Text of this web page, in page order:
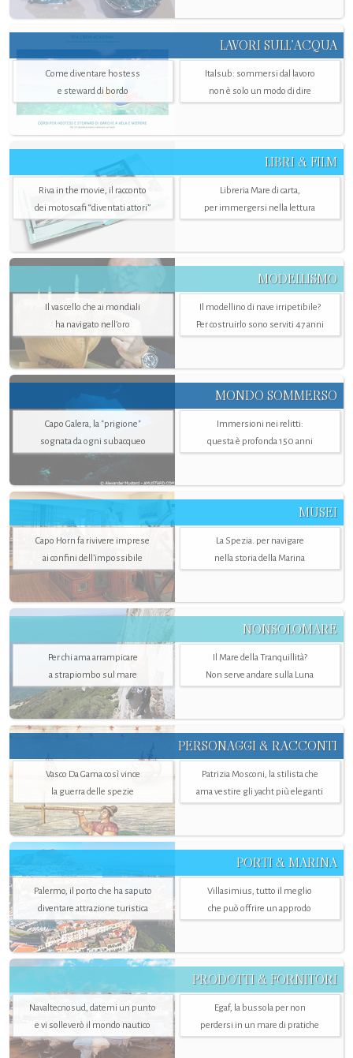
LAVORI SULL’ACQUA
Come diventare hostess
e steward di bordo
Italsub: sommersi dal lavoro
non è solo un modo di dire
LIBRI & FILM
Riva in the movie, il racconto
dei motoscafi “diventati attori”
Libreria Mare di carta,
per immergersi nella lettura
MODELLISMO
Il vascello che ai mondiali
ha navigato nell’oro
Il modellino di nave irripetibile?
Per costruirlo sono serviti 47 anni
MONDO SOMMERSO
Capo Galera, la "prigione"
sognata da ogni subacqueo
Immersioni nei relitti:
questa è profonda 150 anni
MUSEI
Capo Horn fa rivivere imprese
ai confini dell’impossibile
La Spezia. per navigare
nella storia della Marina
NONSOLOMARE
Per chi ama arrampicare
a strapiombo sul mare
Il Mare della Tranquillità?
Non serve andare sulla Luna
PERSONAGGI & RACCONTI
Vasco Da Gama così vince
la guerra delle spezie
Patrizia Mosconi, la stilista che
ama vestire gli yacht più eleganti
PORTI & MARINA
Palermo, il porto che ha saputo
diventare attrazione turistica
Villasimius, tutto il meglio
che può offrire un approdo
PRODOTTI & FORNITORI
Navaltecnosud, datemi un punto
e vi solleverò il mondo nautico
Egaf, la bussola per non
perdersi in un mare di pratiche